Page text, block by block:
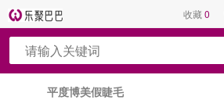
收藏0
平度博美假睫毛